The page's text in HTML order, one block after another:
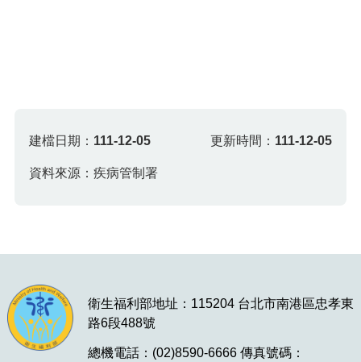
建檔日期： 111-12-05 更新時間： 111-12-05
資料來源：疾病管制署
衛生福利部地址：115204 台北市南港區忠孝東
路6段488號
總機電話：(02)8590-6666 傳真號碼：